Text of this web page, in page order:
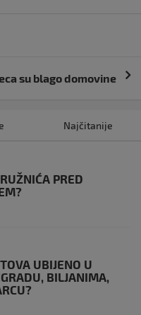
su blago domovine
Najčitanije
PRED
UBIJENO U
BILJANIMA,